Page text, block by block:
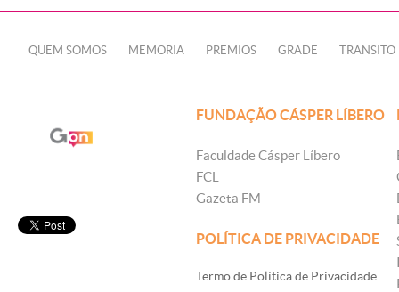
QUEM SOMOS MEMÓRIA PRÊMIOS GRADE TRÂNSITO
FUNDAÇÃO CÁSPER LÍBERO
Faculdade Cásper Líbero
FCL
Gazeta FM
POLÍTICA DE PRIVACIDADE
Termo de Política de Privacidade